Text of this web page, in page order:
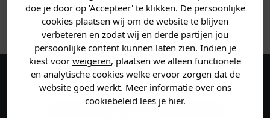
doe je door op 'Accepteer' te klikken. De persoonlijke
cookies plaatsen wij om de website te blijven
verbeteren en zodat wij en derde partijen jou
persoonlijke content kunnen laten zien. Indien je
kiest voor weigeren, plaatsen we alleen functionele
en analytische cookies welke ervoor zorgen dat de
website goed werkt. Meer informatie over ons
cookiebeleid lees je hier.
ANDERE BESTELDEN OOK
Maak een account aan en ontvang 5%
korting op je eerste bestelling!
Heren kleding
Dames kleding